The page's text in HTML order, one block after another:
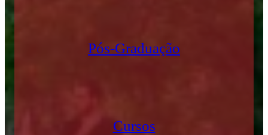
Pós-Graduação
Cursos